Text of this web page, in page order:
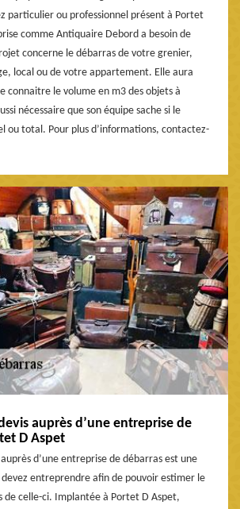
particulier ou professionnel présent à Portet
comme Antiquaire Debord a besoin de
concerne le débarras de votre grenier,
local ou de votre appartement. Elle aura
connaitre le volume en m3 des objets à
nécessaire que son équipe sache si le
ou total. Pour plus d’informations, contactez-
auprès d’une entreprise de
D Aspet
d’une entreprise de débarras est une
entreprendre afin de pouvoir estimer le
de celle-ci. Implantée à Portet D Aspet,